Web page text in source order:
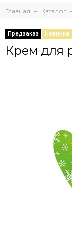
Главная Каталог
Предзаказ Новинка
Крем для